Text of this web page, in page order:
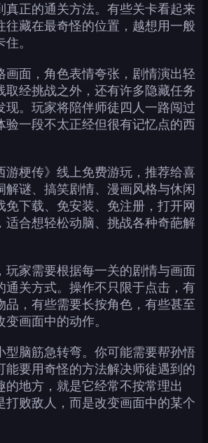
真正的通关方法。有些关卡看起来
往藏在最奇怪的位置，越想用一般
。
画面，角色表情夸张，剧情演出轻
取经挑战之外，还有许多隐藏任务
现。玩家将陪伴师徒四人一路闯过
验一段不太正经但很有记忆点的西
游梗传》线上免费游玩，推荐给喜
解谜、搞笑剧情、漫画风格与休闲
免下载、免安装、免注册，打开网
适合想轻松动脑、挑战各种奇葩解
玩家需要根据每一关的剧情与画面
通关方式。操作不只限于点击，有
品，有些需要长按角色，有些甚至
画面中的动作。
型脑筋急转弯。你可能需要帮孙悟
能要用奇怪的方法解决师徒遇到的
的地方，就是它经常不按常理出
打败敌人，而是改变画面中的某个